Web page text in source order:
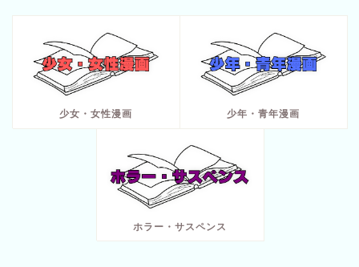
少女・女性漫画 少年・青年漫画
ホラー・サスペンス